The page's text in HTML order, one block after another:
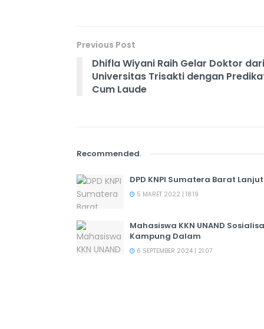
Previous Post
Dhifla Wiyani Raih Gelar Doktor dari
Universitas Trisakti dengan
Cum Laude
Recommended.
DPD KNPI Sumatera Barat
5 MARET 2022 | 18:19
Mahasiswa KKN UNAND
Kampung Dalam
6 SEPTEMBER 2024 | 21:07